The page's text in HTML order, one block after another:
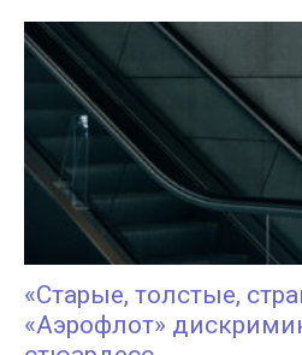
«Старые, толстые,
«Аэрофлот»